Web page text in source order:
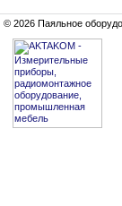
© 2026 Паяльное